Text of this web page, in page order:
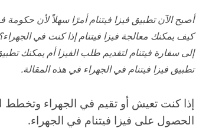
أصبح الآن تطبيق فيزا فيتنام أمرًا سهلاً لأن
كيف يمكنك معالجة فيزا فيتنام إذا كنت في
إلى سفارة فيتنام لتقديم طلب الفيزا أم يمكنك
تطبيق فيزا فيتنام في الجهراء في هذه المقالة.
إذا كنت تعيش أو تقيم في الجهراء وتخطط
الحصول على فيزا فيتنام في الجهراء.